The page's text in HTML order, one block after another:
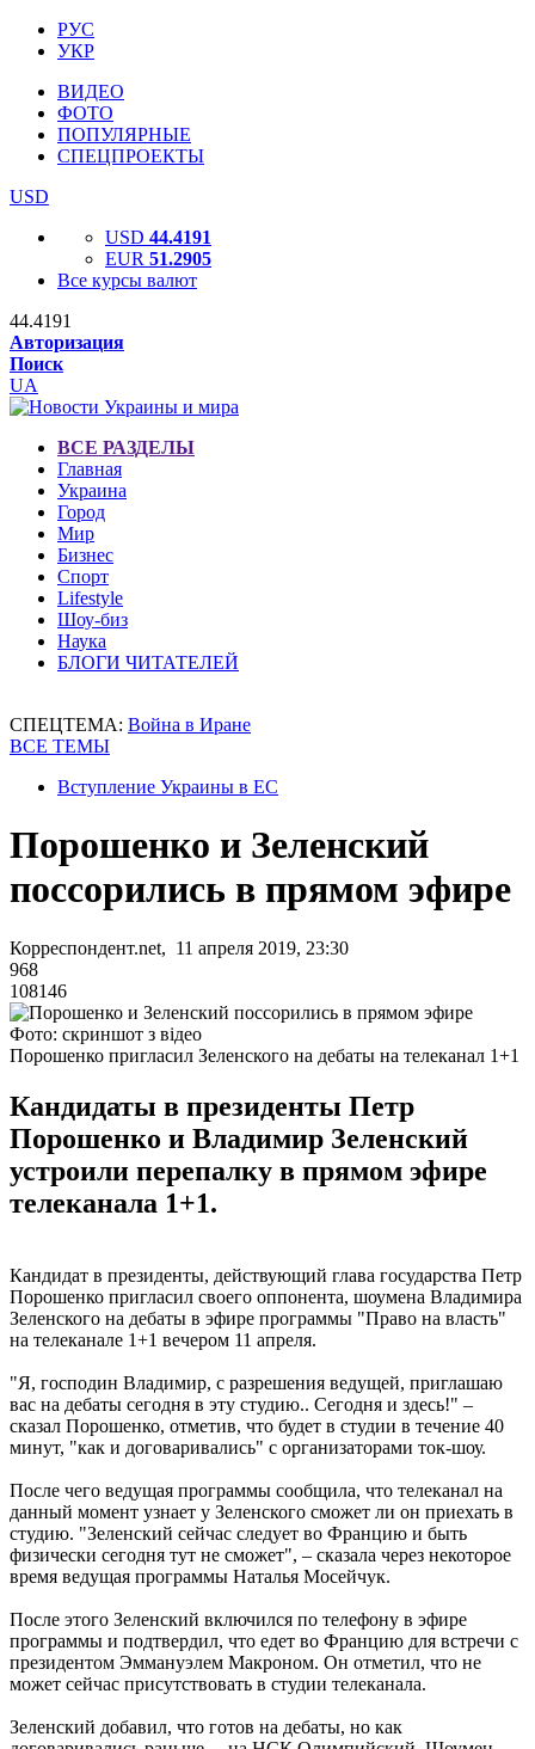
РУС
УКР
ВИДЕО
ФОТО
ПОПУЛЯРНЫЕ
СПЕЦПРОЕКТЫ
USD
USD 44.4191
EUR 51.2905
Все курсы валют
44.4191
Авторизация
Поиск
UA
ВСЕ РАЗДЕЛЫ
Главная
Украина
Город
Мир
Бизнес
Спорт
Lifestyle
Шоу-биз
Наука
БЛОГИ ЧИТАТЕЛЕЙ
СПЕЦТЕМА: Война в Иране
ВСЕ ТЕМЫ
Вступление Украины в ЕС
Порошенко и Зеленский
поссорились в прямом эфире
Корреспондент.net, 11 апреля 2019, 23:30
968
108146
Фото: скриншот з відео
Порошенко пригласил Зеленского на дебаты на телеканал 1+1
Кандидаты в президенты Петр
Порошенко и Владимир Зеленский
устроили перепалку в прямом эфире
телеканала 1+1.
Кандидат в президенты, действующий глава государства Петр
Порошенко пригласил своего оппонента, шоумена Владимира
Зеленского на дебаты в эфире программы "Право на власть"
на телеканале 1+1 вечером 11 апреля.
"Я, господин Владимир, с разрешения ведущей, приглашаю
вас на дебаты сегодня в эту студию.. Сегодня и здесь!" –
сказал Порошенко, отметив, что будет в студии в течение 40
минут, "как и договаривались" с организаторами ток-шоу.
После чего ведущая программы сообщила, что телеканал на
данный момент узнает у Зеленского сможет ли он приехать в
студию. "Зеленский сейчас следует во Францию и быть
физически сегодня тут не сможет", – сказала через некоторое
время ведущая программы Наталья Мосейчук.
После этого Зеленский включился по телефону в эфире
программы и подтвердил, что едет во Францию для встречи с
президентом Эммануэлем Макроном. Он отметил, что не
может сейчас присутствовать в студии телеканала.
Зеленский добавил, что готов на дебаты, но как